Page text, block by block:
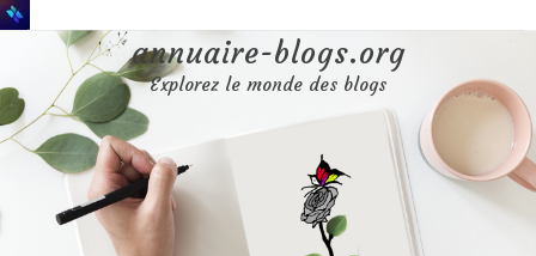
Aller
au
annuaire-blogs.org
Explorez le monde des blogs